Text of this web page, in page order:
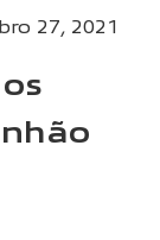
27, 2021